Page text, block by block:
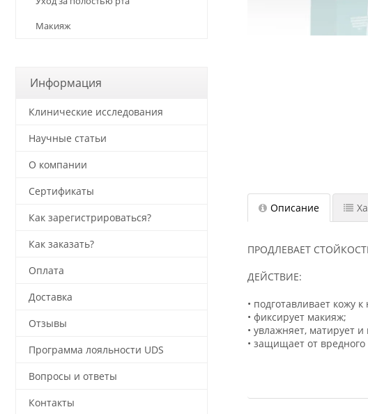
Описание
ПРОДЛЕВАЕТ
ДЕЙСТВИЕ:
• подготавливает кожу
• фиксирует макияж;
• увлажняет, матирует
• защищает от
Макияж
Информация
Клинические исследования
Научные статьи
О компании
Сертификаты
Как зарегистрироваться?
Как заказать?
Оплата
Доставка
Отзывы
Программа лояльности UDS
Вопросы и ответы
Контакты